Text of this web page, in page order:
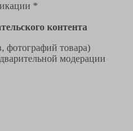
*
контента
фотографий товара)
модерации